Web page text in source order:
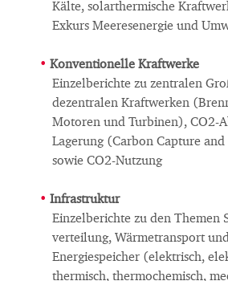
Kälte, solarthermische
Exkurs Meeresenergie und
Konventionelle Kraftwerke
Einzelberichte zu zentralen
dezentralen Kraftwerken
Motoren und Turbinen), CO2-
Lagerung (Carbon Capture and
sowie CO2-Nutzung
Infrastruktur
Einzelberichte zu den Themen
verteilung, Wärmetransport
Energiespeicher (elektrisch,
thermisch, thermochemisch,